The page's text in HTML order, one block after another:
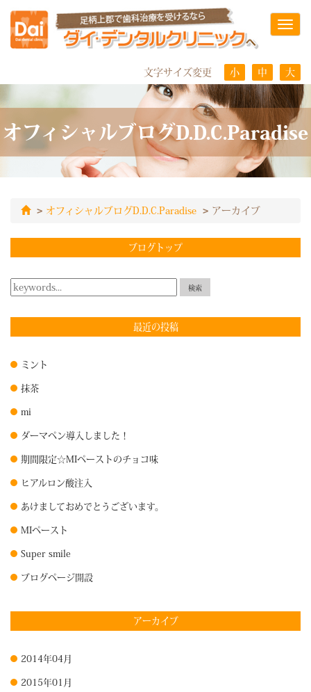
文字サイズ変更 小 中 大
オフィシャルブログD.D.C.Paradise
オフィシャルブログD.D.C.Paradise アーカイブ
ブログトップ
検索
最近の投稿
ミント
抹茶
mi
ダーマペン導入しました！
期間限定☆MIペーストのチョコ味
ヒアルロン酸注入
あけましておめでとうございます。
MIペースト
Super smile
ブログページ開設
アーカイブ
2014年04月
2015年01月